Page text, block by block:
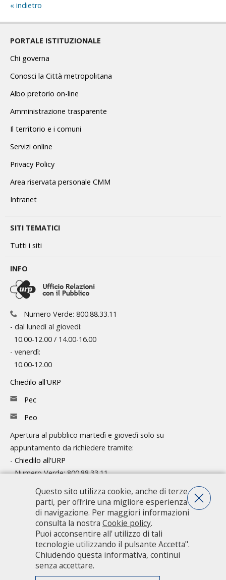
indietro
PORTALE ISTITUZIONALE
Chi governa
Conosci la Città metropolitana
Albo pretorio on-line
Amministrazione trasparente
Il territorio e i comuni
Servizi online
Privacy Policy
Area riservata personale CMM
Intranet
SITI TEMATICI
Tutti i siti
INFO
Numero Verde: 800.88.33.11
- dal lunedì al giovedì:
10.00-12.00 / 14.00-16.00
- venerdì:
10.00-12.00
Chiedilo all'URP
Pec
Peo
Apertura al pubblico martedì e giovedì solo su
appuntamento da richiedere tramite:
- Chiedilo all'URP
- Numero Verde: 800.88.33.11
Consulta l'organigramma
Accedi agli atti
Guida pratica ai servizi e alla modulistica
Città metropolitana di Milano - Via Vivaio, 1 - 20122 Milano - centralino
02 7740.1 |PEC - Posta Elettronica Certificata
Questo sito utilizza cookie, anche di terze
parti, per offrire una migliore esperienza
di navigazione. Per maggiori informazioni
consulta la nostra Cookie policy.
Puoi acconsentire all' utilizzo di tali
tecnologie utilizzando il pulsante Accetta".
Chiudendo questa informativa, continui
senza accettare.